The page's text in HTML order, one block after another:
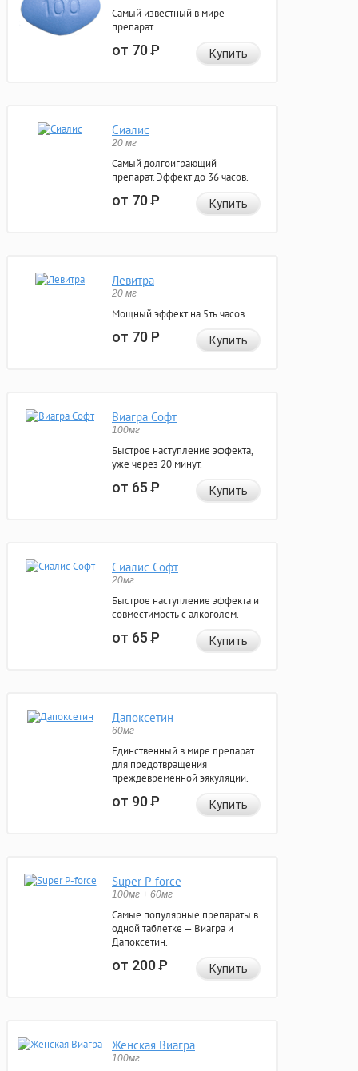
Самый известный в мире
препарат
от 70Р Купить
Сиалис
20 мг
Самый долгоиграющий
препарат. Эффект до 36 часов.
от 70Р Купить
Левитра
20 мг
Мощный эффект на 5ть часов.
от 70Р Купить
Виагра Софт
100мг
Быстрое наступление эффекта,
уже через 20 минут.
от 65Р Купить
Сиалис Софт
20мг
Быстрое наступление эффекта и
совместимость с алкоголем.
от 65Р Купить
Дапоксетин
60мг
Единственный в мире препарат
для предотвращения
преждевременной эякуляции.
от 90Р Купить
Super P-force
100мг + 60мг
Самые популярные препараты в
одной таблетке — Виагра и
Дапоксетин.
от 200Р Купить
Женская Виагра
100мг